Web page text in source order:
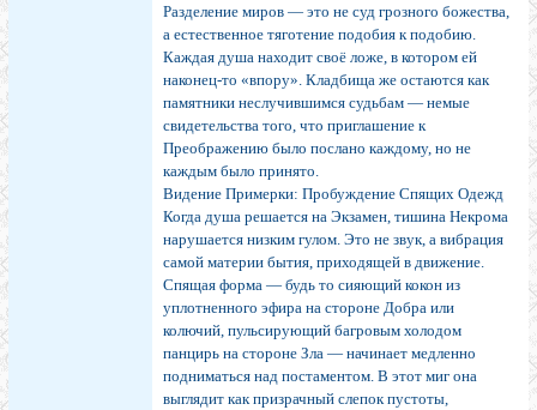
Разделение миров — это не суд грозного божества,
а естественное тяготение подобия к подобию.
Каждая душа находит своё ложе, в котором ей
наконец-то «впору». Кладбища же остаются как
памятники неслучившимся судьбам — немые
свидетельства того, что приглашение к
Преображению было послано каждому, но не
каждым было принято.
Видение Примерки: Пробуждение Спящих Одежд
Когда душа решается на Экзамен, тишина Некрома
нарушается низким гулом. Это не звук, а вибрация
самой материи бытия, приходящей в движение.
Спящая форма — будь то сияющий кокон из
уплотненного эфира на стороне Добра или
колючий, пульсирующий багровым холодом
панцирь на стороне Зла — начинает медленно
подниматься над постаментом. В этот миг она
выглядит как призрачный слепок пустоты,